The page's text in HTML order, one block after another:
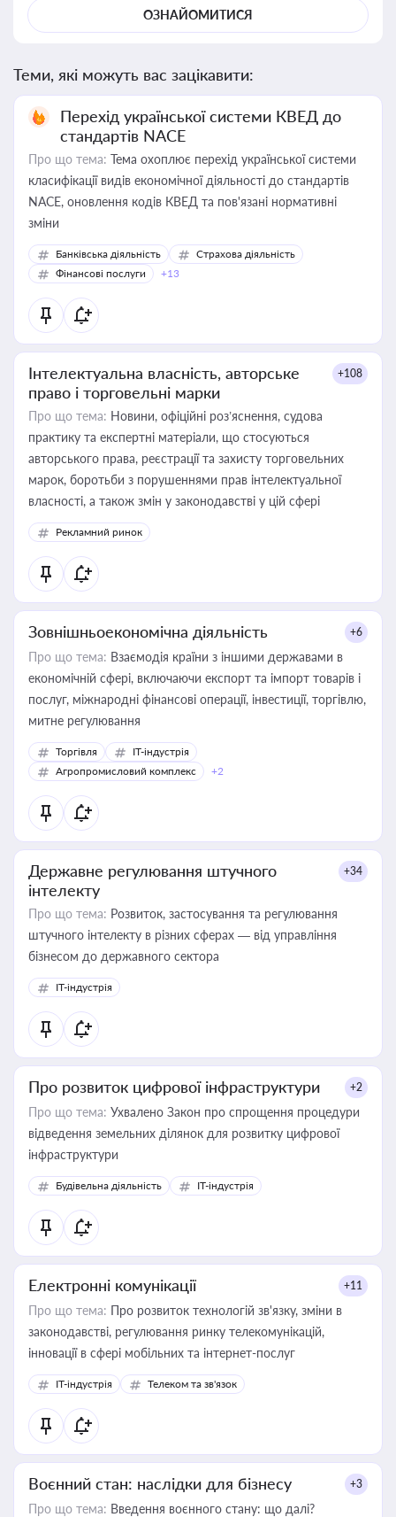
ОЗНАЙОМИТИСЯ
Теми, які можуть вас зацікавити:
Перехід української системи КВЕД до
стандартів NACE
Про що тема: Тема охоплює перехід української системи
класифікації видів економічної діяльності до стандартів
NACE, оновлення кодів КВЕД та пов'язані нормативні
зміни
Банківська діяльність
Страхова діяльність
Фінансові послуги
+13
Інтелектуальна власність, авторське
право і торговельні марки
+108
Про що тема: Новини, офіційні роз’яснення, судова
практику та експертні матеріали, що стосуються
авторського права, реєстрації та захисту торговельних
марок, боротьби з порушеннями прав інтелектуальної
власності, а також змін у законодавстві у цій сфері
Рекламний ринок
Зовнішньоекономічна діяльність +6
Про що тема: Взаємодія країни з іншими державами в
економічній сфері, включаючи експорт та імпорт товарів і
послуг, міжнародні фінансові операції, інвестиції, торгівлю,
митне регулювання
Торгівля
IT-індустрія
Агропромисловий комплекс
+2
Державне регулювання штучного
інтелекту
+34
Про що тема: Розвиток, застосування та регулювання
штучного інтелекту в різних сферах — від управління
бізнесом до державного сектора
IT-індустрія
Про розвиток цифрової інфраструктури +2
Про що тема: Ухвалено Закон про спрощення процедури
відведення земельних ділянок для розвитку цифрової
інфраструктури
Будівельна діяльність IT-індустрія
Електронні комунікації +11
Про що тема: Про розвиток технологій зв'язку, зміни в
законодавстві, регулювання ринку телекомунікацій,
інновації в сфері мобільних та інтернет-послуг
IT-індустрія Телеком та зв'язок
Воєнний стан: наслідки для бізнесу +3
Про що тема: Введення воєнного стану: що далі?